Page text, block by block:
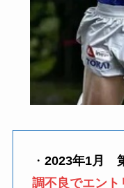
・ 2023年1月
調不良でエント